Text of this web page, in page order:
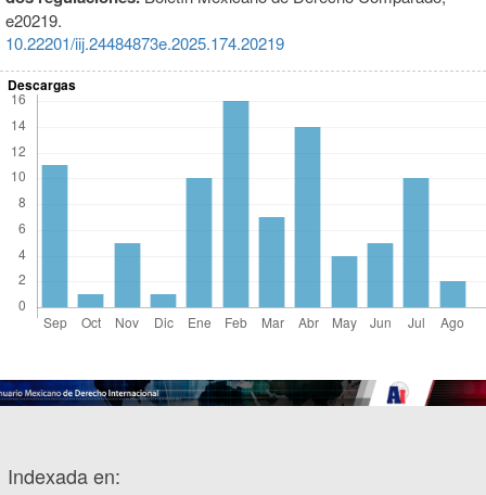
e20219.
10.22201/iij.24484873e.2025.174.20219
Descargas
Indexada en: